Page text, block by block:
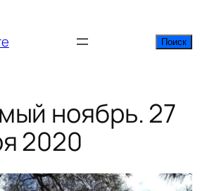
Поиск
Поиск
ноябрь. 27
2020